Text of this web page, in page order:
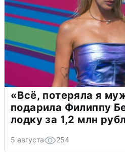
«Всё, потеряла я
подарила Филиппу
лодку за 1,2 млн
5 августа 254